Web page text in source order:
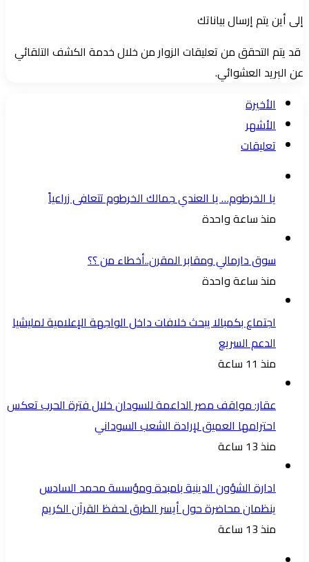
إلى أين يتم إرسال بياناتك
قد يتم التحقق من تعليقات الزوار من خلال خدمة الكشف التلقائي
عن البريد العشوائي.
الأخيرة
الأشهر
تعليقات
يا الخرطوم… يا العندي جمالك الخرطوم تتعافى زراعياً
منذ ساعة واحدة
سوق دارمالي ومقابر المقرن..أخطاء من ؟؟
منذ ساعة واحدة
اجتماع بكمبالا يبحث خلافات داخل الواجهة الإعلامية لمليشيا
الدعم السريع
منذ 11 ساعة
عقار: مواقف مصر الداعمة للسودان خلال فترة الحرب تعكس
احترامها العميق لإرادة الشعب السوداني
منذ 13 ساعة
ادارة الشؤون الدينية بامبدة ومؤسسة محمد السادس
ينظمان محاضرة حول أيسر الطرق لحفظ القرآن الكريم
منذ 13 ساعة